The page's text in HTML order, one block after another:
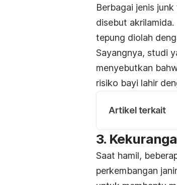
Berbagai jenis junk
disebut
tepung diolah
Sayangnya, studi
menyebutkan
risiko bayi lahir
Artikel terkait
3.
Saat hamil,
perkembangan